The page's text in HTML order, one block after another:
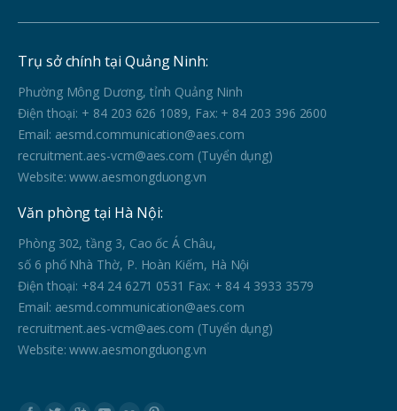
Trụ sở chính tại Quảng Ninh:
Phường Mông Dương, tỉnh Quảng Ninh
Điện thoại: + 84 203 626 1089, Fax: + 84 203 396 2600
Email: aesmd.communication@aes.com
recruitment.aes-vcm@aes.com (Tuyển dụng)
Website: www.aesmongduong.vn
Văn phòng tại Hà Nội:
Phòng 302, tầng 3, Cao ốc Á Châu,
số 6 phố Nhà Thờ, P. Hoàn Kiếm, Hà Nội
Điện thoại: +84 24 6271 0531 Fax: + 84 4 3933 3579
Email: aesmd.communication@aes.com
recruitment.aes-vcm@aes.com (Tuyển dụng)
Website: www.aesmongduong.vn